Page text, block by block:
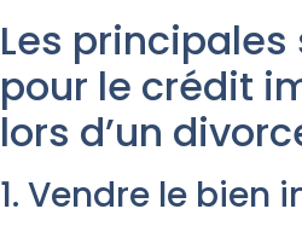
Les
pour le crédit
lors d’un
1. Vendre le bien